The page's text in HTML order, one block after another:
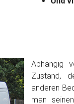
Abhängig
Zustand,
anderen
man